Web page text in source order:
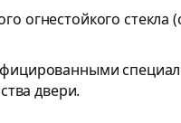
огнестойкого стекла
двери.